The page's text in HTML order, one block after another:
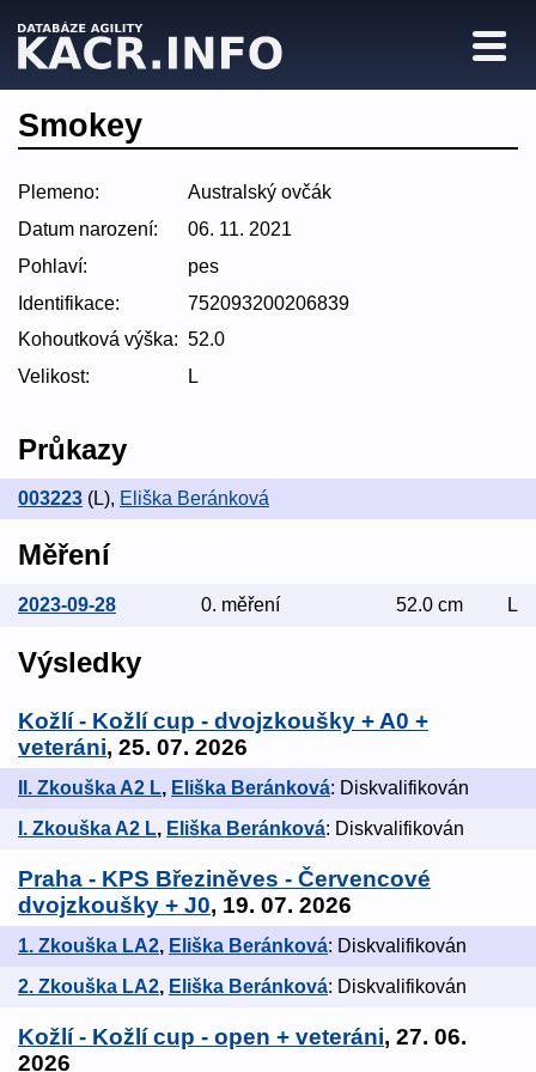
Smokey
Plemeno:
Australský ovčák
Datum narození:
06. 11. 2021
Pohlaví:
pes
Identifikace:
752093200206839
Kohoutková výška: 52.0
Velikost:
L
Průkazy
003223 (L), Eliška Beránková
Měření
2023-09-28 0. měření 52.0 cm L
Výsledky
Kožlí - Kožlí cup - dvojzkoušky + A0 +
veteráni, 25. 07. 2026
II. Zkouška A2 L, Eliška Beránková: Diskvalifikován
I. Zkouška A2 L, Eliška Beránková: Diskvalifikován
Praha - KPS Březiněves - Červencové
dvojzkoušky + J0, 19. 07. 2026
1. Zkouška LA2, Eliška Beránková: Diskvalifikován
2. Zkouška LA2, Eliška Beránková: Diskvalifikován
Kožlí - Kožlí cup - open + veteráni, 27. 06.
2026